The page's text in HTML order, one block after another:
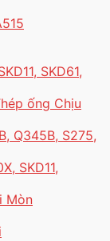
SKD61,
ống Chịu
Q345B, S275,
SKD11,
Mòn